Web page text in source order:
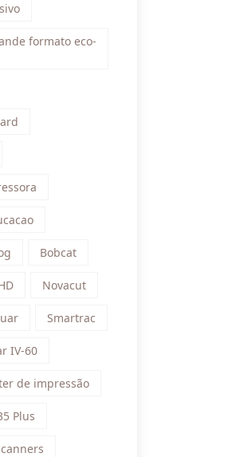
formato eco-
Bobcat
Novacut
Smartrac
IV-60
de impressão
Plus